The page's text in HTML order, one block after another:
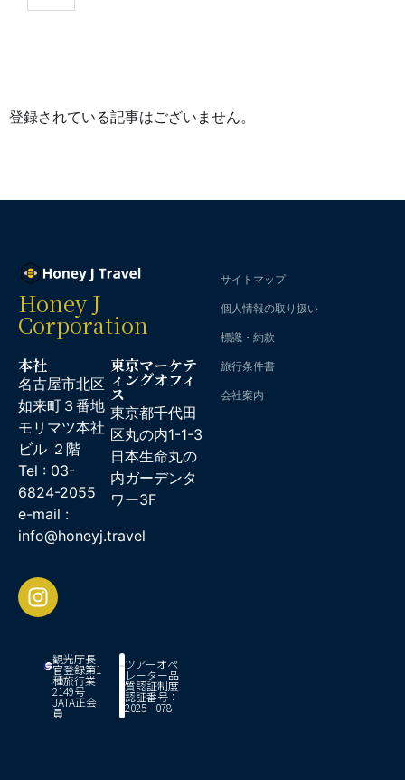
登録されている記事はございません。
Honey J
Corporation
本社
名古屋市北区
如来町３番地
モリマツ本社
ビル ２階
Tel : 03-
6824-2055
e-mail :
info@honeyj.travel
東京マーケテ
ィングオフィ
ス
東京都千代田
区丸の内1-1-3
日本生命丸の
内ガーデンタ
ワー3F
観光庁長
官登録第1
種旅行業
2149号
JATA正会
員
ツアーオペ
レーター品
質認証制度
認証番号：
2025 - 078
サイトマップ
個人情報の取り扱い
標識・約款
旅行条件書
会社案内